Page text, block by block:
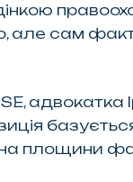
але сам
площини